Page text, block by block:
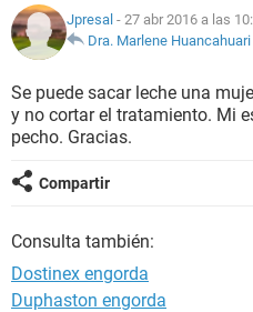
NUTRICIÓN
BIENESTAR
Jpresal - 27 abr 2016 a las
Dra. Marlene Huancahuari
Se puede sacar leche una
y no cortar el tratamiento. Mi
pecho. Gracias.
Compartir
Consulta también:
Dostinex engorda
Duphaston engorda